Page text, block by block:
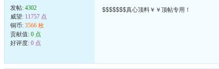
发帖: 4302
威望: 11757 点
铜币: 3566 枚
贡献值: 0 点
好评度: 0 点
$$$$$$$真心顶料￥￥顶帖专用！